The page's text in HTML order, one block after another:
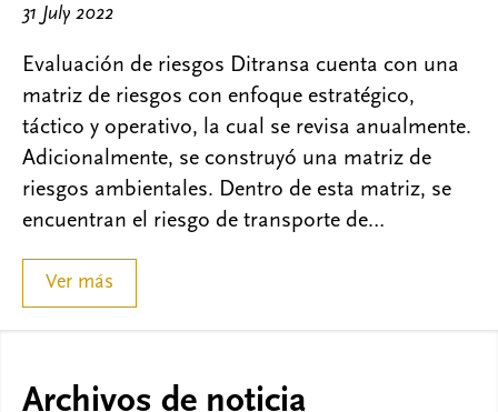
31 July 2022
Evaluación de riesgos Ditransa cuenta con una
matriz de riesgos con enfoque estratégico,
táctico y operativo, la cual se revisa anualmente.
Adicionalmente, se construyó una matriz de
riesgos ambientales. Dentro de esta matriz, se
encuentran el riesgo de transporte de…
Ver más
Archivos de noticia